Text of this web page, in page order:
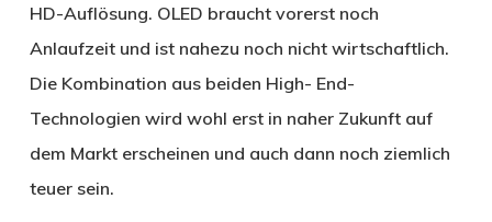
HD-Auflösung. OLED braucht vorerst noch
Anlaufzeit und ist nahezu noch nicht wirtschaftlich.
Die Kombination aus beiden High- End-
Technologien wird wohl erst in naher Zukunft auf
dem Markt erscheinen und auch dann noch ziemlich
teuer sein.